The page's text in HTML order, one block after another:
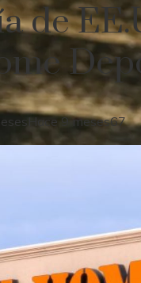
de
Hace 9 meses67